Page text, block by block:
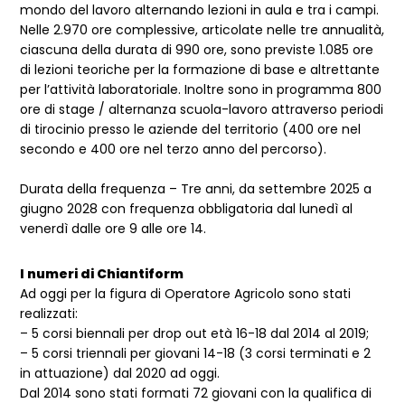
mondo del lavoro alternando lezioni in aula e tra i campi.
Nelle 2.970 ore complessive, articolate nelle tre annualità,
ciascuna della durata di 990 ore, sono previste 1.085 ore
di lezioni teoriche per la formazione di base e altrettante
per l’attività laboratoriale. Inoltre sono in programma 800
ore di stage / alternanza scuola-lavoro attraverso periodi
di tirocinio presso le aziende del territorio (400 ore nel
secondo e 400 ore nel terzo anno del percorso).
Durata della frequenza – Tre anni, da settembre 2025 a
giugno 2028 con frequenza obbligatoria dal lunedì al
venerdì dalle ore 9 alle ore 14.
I numeri di Chiantiform
Ad oggi per la figura di Operatore Agricolo sono stati
realizzati:
– 5 corsi biennali per drop out età 16-18 dal 2014 al 2019;
– 5 corsi triennali per giovani 14-18 (3 corsi terminati e 2
in attuazione) dal 2020 ad oggi.
Dal 2014 sono stati formati 72 giovani con la qualifica di